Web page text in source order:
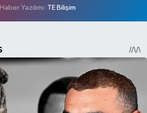
Haber Yazılımı: TE Bilişim